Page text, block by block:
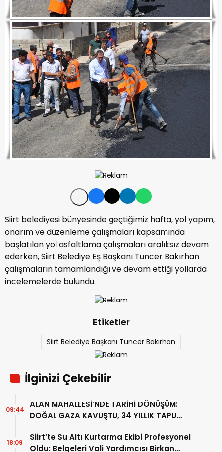
Siirt belediyesi bünyesinde geçtiğimiz hafta, yol yapım,
onarım ve düzenleme çalışmaları kapsamında
başlatılan yol asfaltlama çalışmaları aralıksız devam
ederken, Siirt Belediye Eş Başkanı Tuncer Bakırhan
çalışmaların tamamlandığı ve devam ettiği yollarda
incelemelerde bulundu.
Etiketler
Siirt Belediye Başkanı Tuncer Bakırhan
İlginizi Çekebilir
ALAN MAHALLESİ’NDE TARİHİ DÖNÜŞÜM:
DOĞAL GAZA KAVUŞTU, 34 YILLIK TAPU
09:44
Siirt’te Su Altı Kurtarma Ekibi Profesyonel
Oldu: Belgeleri Vali Yardımcısı Birkan
18:09